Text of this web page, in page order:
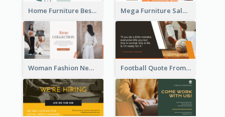
Home Furniture Best Sale Facebook Ad Mega Furniture Sale Facebook Ad
Woman Fashion New Collection Facebook Ad Football Quote From Football Legends Facebook Ad